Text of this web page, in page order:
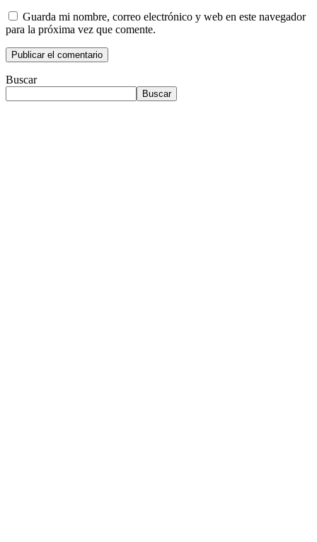
Guarda mi nombre, correo electrónico y web en este navegador
para la próxima vez que comente.
Buscar
Buscar